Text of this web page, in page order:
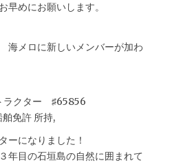
早めにお願いします。
海メロに新しいメンバーが加わ
ラクター ♯65856
免許 所持,
ーになりました！
年目の石垣島の自然に囲まれて